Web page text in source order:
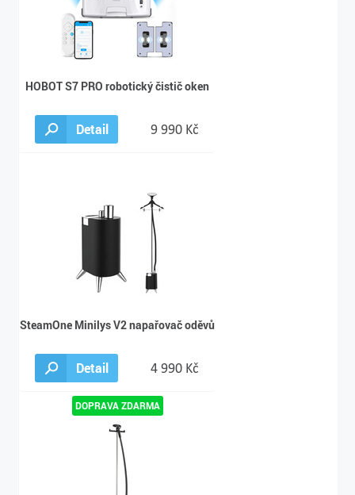
HOBOT S7 PRO robotický čistič oken
Detail 9 990 Kč
SteamOne Minilys V2 napařovač oděvů
Detail 4 990 Kč